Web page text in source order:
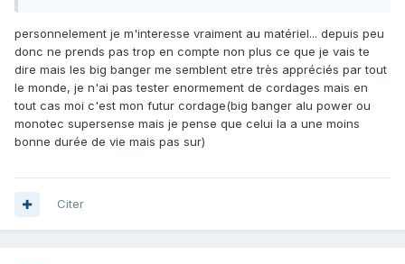
personnelement je m'interesse vraiment au matériel... depuis peu
donc ne prends pas trop en compte non plus ce que je vais te
dire mais les big banger me semblent etre très appréciés par tout
le monde, je n'ai pas tester enormement de cordages mais en
tout cas moi c'est mon futur cordage(big banger alu power ou
monotec supersense mais je pense que celui la a une moins
bonne durée de vie mais pas sur)
Citer